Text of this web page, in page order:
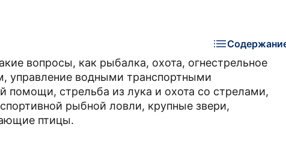
вопросы, как рыбалка, охота, огнестрельное
управление водными транспортными
помощи, стрельба из лука и охота со стрелами,
рыбной ловли, крупные звери,
птицы.